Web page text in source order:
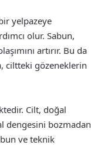
yelpazeye
olur. Sabun,
artırır. Bu da
ciltteki gözeneklerin
Cilt, doğal
dengesini bozmadan
ve teknik